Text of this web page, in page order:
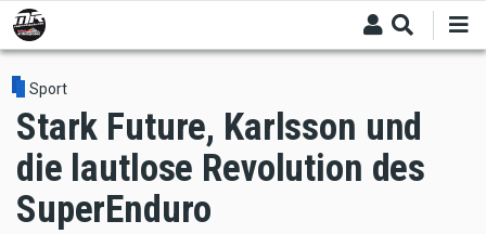
Skip
to
main
content
Sport
Stark Future, Karlsson und
die lautlose Revolution des
SuperEnduro